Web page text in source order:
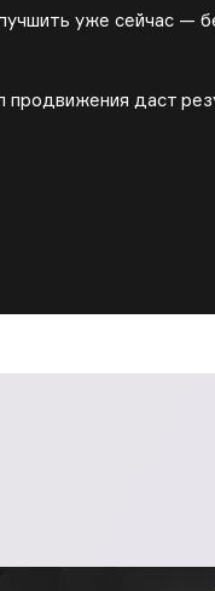
уже сейчас —
продвижения даст